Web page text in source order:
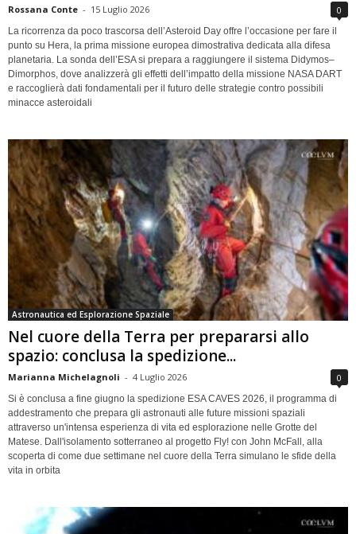
Rossana Conte - 15 Luglio 2026 0
La ricorrenza da poco trascorsa dell’Asteroid Day offre l’occasione per fare il
punto su Hera, la prima missione europea dimostrativa dedicata alla difesa
planetaria. La sonda dell’ESA si prepara a raggiungere il sistema Didymos–
Dimorphos, dove analizzerà gli effetti dell’impatto della missione NASA DART
e raccoglierà dati fondamentali per il futuro delle strategie contro possibili
minacce asteroidali
Astronautica ed Esplorazione Spaziale
Nel cuore della Terra per prepararsi allo
spazio: conclusa la spedizione...
Marianna Michelagnoli - 4 Luglio 2026 0
Si è conclusa a fine giugno la spedizione ESA CAVES 2026, il programma di
addestramento che prepara gli astronauti alle future missioni spaziali
attraverso un'intensa esperienza di vita ed esplorazione nelle Grotte del
Matese. Dall'isolamento sotterraneo al progetto Fly! con John McFall, alla
scoperta di come due settimane nel cuore della Terra simulano le sfide della
vita in orbita